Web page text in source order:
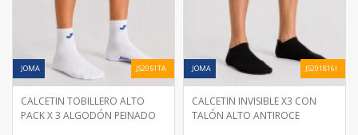
JOMA JS2051TA
CALCETIN TOBILLERO ALTO
PACK X 3 ALGODÓN PEINADO
JOMA JS201816I
CALCETIN INVISIBLE X3 CON
TALÓN ALTO ANTIROCE